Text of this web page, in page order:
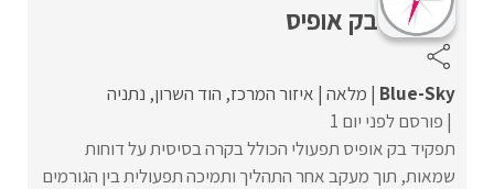
בק אופיס
Blue-Sky מלאה איזור המרכז הוד השרון נתניה
פורסם לפני יום 1
תפקיד בק אופיס תפעולי הכולל בקרה בסיסית על דוחות
שמאות, תוך מעקב אחר התהליך ותמיכה תפעולית בין הגורמים